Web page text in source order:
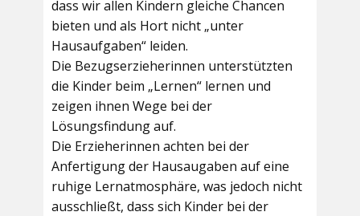
dass wir allen Kindern gleiche Chancen
bieten und als Hort nicht „unter
Hausaufgaben“ leiden.
Die Bezugserzieherinnen unterstützten
die Kinder beim „Lernen“ lernen und
zeigen ihnen Wege bei der
Lösungsfindung auf.
Die Erzieherinnen achten bei der
Anfertigung der Hausaugaben auf eine
ruhige Lernatmosphäre, was jedoch nicht
ausschließt, dass sich Kinder bei der